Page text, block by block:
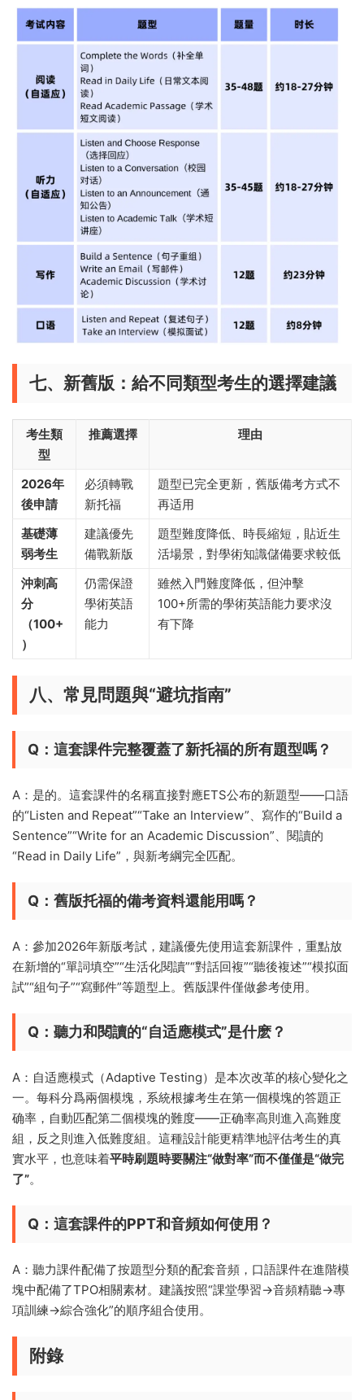
七、新舊版：給不同類型考生的選擇建議
考生類
型
推薦選擇 理由
2026年
後申請
必須轉戰
新托福
題型已完全更新，舊版備考方式不
再适用
基礎薄
弱考生
建議優先
備戰新版
題型難度降低、時長縮短，貼近生
活場景，對學術知識儲備要求較低
沖刺高
分
（100+
）
仍需保證
學術英語
能力
雖然入門難度降低，但沖擊
100+所需的學術英語能力要求沒
有下降
八、常見問題與“避坑指南”
Q：這套課件完整覆蓋了新托福的所有題型嗎？
A：是的。這套課件的名稱直接對應ETS公布的新題型——口語
的“Listen and Repeat”“Take an Interview”、寫作的“Build a
Sentence”“Write for an Academic Discussion”、閱讀的
“Read in Daily Life”，與新考綱完全匹配。
Q：舊版托福的備考資料還能用嗎？
A：參加2026年新版考試，建議優先使用這套新課件，重點放
在新增的“單詞填空”“生活化閱讀”“對話回複”“聽後複述”“模拟面
試”“組句子”“寫郵件”等題型上。舊版課件僅做參考使用。
Q：聽力和閱讀的“自适應模式”是什麽？
A：自适應模式（Adaptive Testing）是本次改革的核心變化之
一。每科分爲兩個模塊，系統根據考生在第一個模塊的答題正
确率，自動匹配第二個模塊的難度——正确率高則進入高難度
組，反之則進入低難度組。這種設計能更精準地評估考生的真
實水平，也意味着平時刷題時要關注“做對率”而不僅僅是“做完
了”。
Q：這套課件的PPT和音頻如何使用？
A：聽力課件配備了按題型分類的配套音頻，口語課件在進階模
塊中配備了TPO相關素材。建議按照“課堂學習→音頻精聽→專
項訓練→綜合強化”的順序組合使用。
附錄